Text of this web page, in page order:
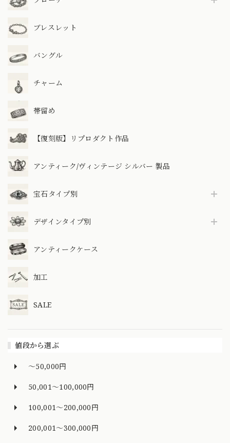
ブレスレット
バングル
チャーム
帯留め
【復刻版】リプロダクト作品
アンティーク/ヴィンテージ シルバー 製品
宝石タイプ別
デザインタイプ別
アンティークケース
加工
SALE
値段から選ぶ
～50,000円
50,001～100,000円
100,001～200,000円
200,001～300,000円